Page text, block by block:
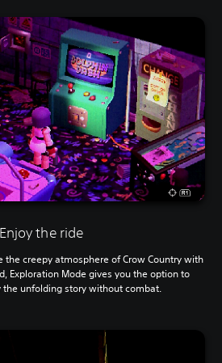
Enjoy the ride
the creepy atmosphere of Crow Country with
Exploration Mode gives you the option to
the unfolding story without combat.